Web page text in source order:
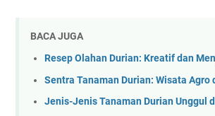
Perkiraan Harga Berdasarkan Ukuran
BACA JUGA
Resep Olahan Durian: Kreatif dan
Sentra Tanaman Durian: Wisata Agro
Jenis-Jenis Tanaman Durian Unggul